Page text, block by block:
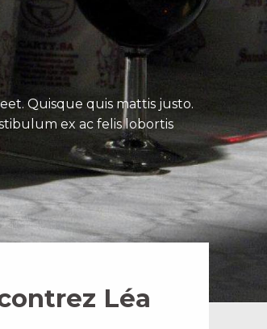
Quisque quis mattis justo.
ex ac felis lobortis
Léa